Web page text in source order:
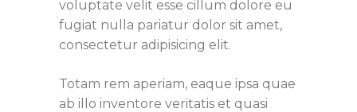
voluptate velit esse cillum dolore eu
fugiat nulla pariatur dolor sit amet,
consectetur adipisicing elit.
Totam rem aperiam, eaque ipsa quae
ab illo inventore veritatis et quasi